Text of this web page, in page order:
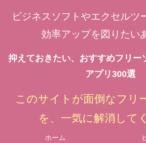
ビジネスソフトやエクセルツ
効率アップを図りたい
抑えておきたい、おすすめフリー
アプリ300選
このサイトが面倒なフリ
を、一気に解消して
ホーム